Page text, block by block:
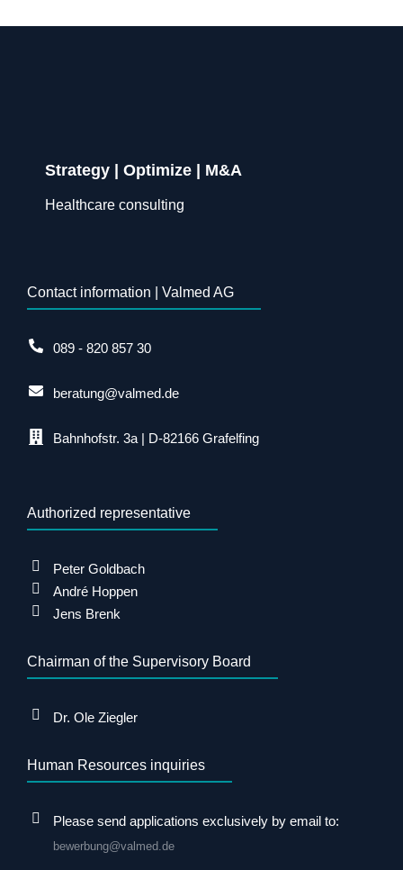
Strategy | Optimize | M&A
Healthcare consulting
Contact information | Valmed AG
089 - 820 857 30
beratung@valmed.de
Bahnhofstr. 3a | D-82166 Grafelfing
Authorized representative
Peter Goldbach
André Hoppen
Jens Brenk
Chairman of the Supervisory Board
Dr. Ole Ziegler
Human Resources inquiries
Please send applications exclusively by email to:
bewerbung@valmed.de